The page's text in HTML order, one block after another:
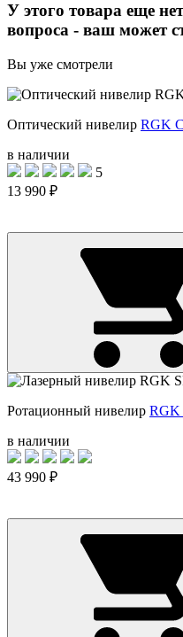
У этого товара еще
вопроса - ваш может
Вы уже смотрели
Оптический нивелир RGK
в наличии
5
13 990 ₽
Ротационный нивелир RGK
в наличии
43 990 ₽